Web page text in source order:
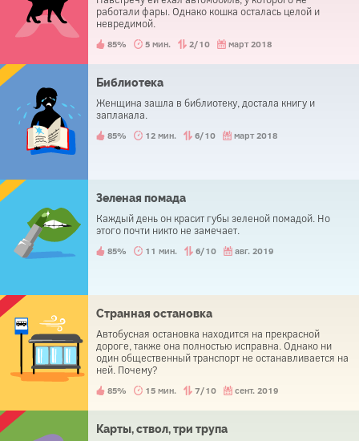
работали фары. Однако кошка осталась целой и
невредимой.
85% 5 мин. 2/10 март 2018
Библиотека
Женщина зашла в библиотеку, достала книгу и
заплакала.
85% 12 мин. 6/10 март 2018
Зеленая помада
Каждый день он красит губы зеленой помадой. Но
этого почти никто не замечает.
85% 11 мин. 6/10 авг. 2019
Странная остановка
Автобусная остановка находится на прекрасной
дороге, также она полностью исправна. Однако ни
один общественный транспорт не останавливается на
ней. Почему?
85% 15 мин. 7/10 сент. 2019
Карты, ствол, три трупа